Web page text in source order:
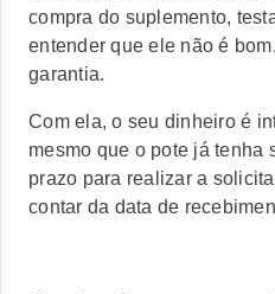
compra do suplemento,
entender que ele não é
garantia.
Com ela, o seu dinheiro é
mesmo que o pote já tenha
prazo para realizar a
contar da data de